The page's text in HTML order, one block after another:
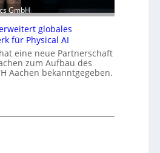
GmbH
globales
für Physical AI
eine neue Partnerschaft
zum Aufbau des
Aachen bekanntgegeben.